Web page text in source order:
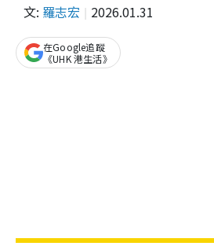
文: 羅志宏 2026.01.31
在Google追蹤
《UHK 港生活》